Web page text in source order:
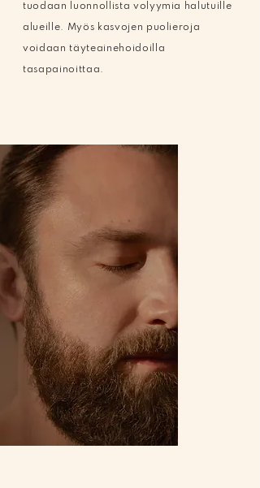
tuodaan luonnollista volyymia halutuille
alueille. Myös kasvojen puolieroja
voidaan täyteainehoidoilla
tasapainoittaa.